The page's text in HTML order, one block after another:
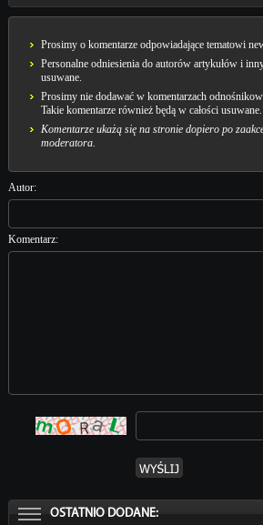
Prosimy o komentarze odpowiadające tematowi
Personalne odniesienia do autorów artykułów i
usuwane.
Prosimy nie dodawać w komentarzach
Takie komentarze również będą w całości usuwane.
Komentarze ukażą się na stronie dopiero po
moderatora.
Autor:
Komentarz:
OSTATNIO DODANE: